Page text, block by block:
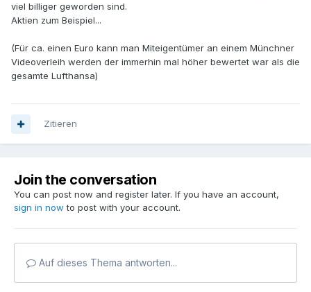
viel billiger geworden sind.
Aktien zum Beispiel...
(Für ca. einen Euro kann man Miteigentümer an einem Münchner
Videoverleih werden der immerhin mal höher bewertet war als die
gesamte Lufthansa)
Zitieren
Join the conversation
You can post now and register later. If you have an account,
sign in now to post with your account.
Auf dieses Thema antworten...